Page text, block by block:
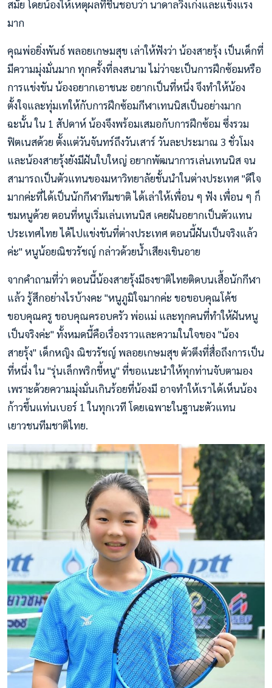
สมัย โดยน้องให้เหตุผลที่ชื่นชอบว่า นาดาลวิ่งเก่งและแข็งแรง
มาก
คุณพ่อยิ่งพันธ์ พลอยเกษมสุข เล่าให้ฟังว่า น้องสายรุ้ง เป็นเด็กที่
มีความมุ่งมั่นมาก ทุกครั้งที่ลงสนาม ไม่ว่าจะเป็นการฝึกซ้อมหรือ
การแข่งขัน น้องอยากเอาชนะ อยากเป็นที่หนึ่ง จึงทำให้น้อง
ตั้งใจและทุ่มเทให้กับการฝึกซ้อมกีฬาเทนนิสเป็นอย่างมาก
ฉะนั้น ใน 1 สัปดาห์ น้องจึงพร้อมเสมอกับการฝึกซ้อม ซึ่งรวม
ฟิตเนสด้วย ตั้งแต่วันจันทร์ถึงวันเสาร์ วันละประมาณ 3 ชั่วโมง
และน้องสายรุ้งยังมีฝันใบใหญ่ อยากพัฒนาการเล่นเทนนิส จน
สามารถเป็นตัวแทนของมหาวิทยาลัยชั้นนำในต่างประเทศ "ดีใจ
มากค่ะที่ได้เป็นนักกีฬาทีมชาติ ได้เล่าให้เพื่อน ๆ ฟัง เพื่อน ๆ ก็
ชมหนูด้วย ตอนที่หนูเริ่มเล่นเทนนิส เคยฝันอยากเป็นตัวแทน
ประเทศไทย ได้ไปแข่งขันที่ต่างประเทศ ตอนนี้ฝันเป็นจริงแล้ว
ค่ะ" หนูน้อยณิชวรัชญ์ กล่าวด้วยน้ำเสียงเขินอาย
จากคำถามที่ว่า ตอนนี้น้องสายรุ้งมีธงชาติไทยติดบนเสื้อนักกีฬา
แล้ว รู้สึกอย่างไรบ้างคะ "หนูภูมิใจมากค่ะ ขอขอบคุณโค้ช
ขอบคุณครู ขอบคุณครอบครัว พ่อแม่ และทุกคนที่ทำให้ฝันหนู
เป็นจริงค่ะ" ทั้งหมดนี้คือเรื่องราวและความในใจของ "น้อง
สายรุ้ง" เด็กหญิง ณิชวรัชญ์ พลอยเกษมสุข ตัวตึงที่สื่อถึงการเป็น
ที่หนึ่ง ใน "รุ่นเล็กพริกขี้หนู" ที่ขอแนะนำให้ทุกท่านจับตามอง
เพราะด้วยความมุ่งมั่นเกินร้อยที่น้องมี อาจทำให้เราได้เห็นน้อง
ก้าวขึ้นแท่นเบอร์ 1 ในทุกเวที โดยเฉพาะในฐานะตัวแทน
เยาวชนทีมชาติไทย.